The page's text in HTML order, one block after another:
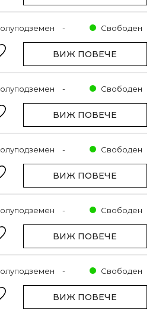
- Свободен
ВИЖ ПОВЕЧЕ
- Свободен
ВИЖ ПОВЕЧЕ
- Свободен
ВИЖ ПОВЕЧЕ
- Свободен
ВИЖ ПОВЕЧЕ
- Свободен
ВИЖ ПОВЕЧЕ